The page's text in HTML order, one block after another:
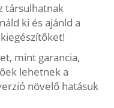
társulhatnak
ki és ajánld a
mint garancia,
lehetnek a
növelő hatásuk